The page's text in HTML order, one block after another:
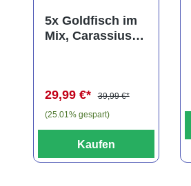
5x Goldfisch im
Mix, Carassius
29,99 €*
39,99 €*
(25.01% gespart)
Kaufen